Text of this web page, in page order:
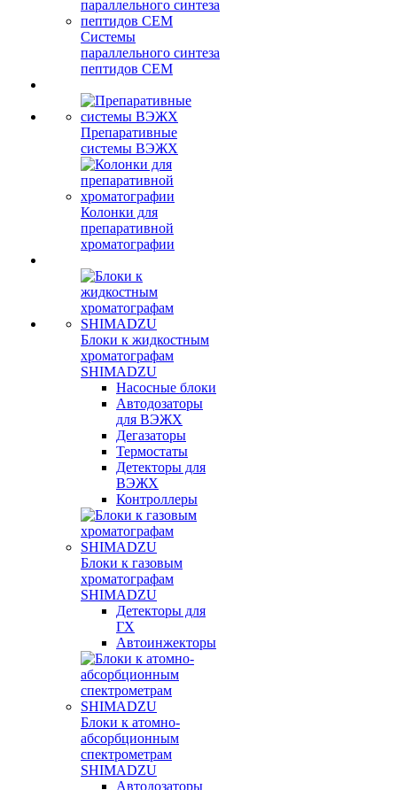
Системы
параллельного синтеза
пептидов CEM
Препаративные
системы ВЭЖХ
Колонки для
препаративной
хроматографии
Блоки к жидкостным
хроматографам
SHIMADZU
Насосные блоки
Автодозаторы
для ВЭЖХ
Дегазаторы
Термостаты
Детекторы для
ВЭЖХ
Контроллеры
Блоки к газовым
хроматографам
SHIMADZU
Детекторы для
ГХ
Автоинжекторы
Блоки к атомно-
абсорбционным
спектрометрам
SHIMADZU
Автодозаторы